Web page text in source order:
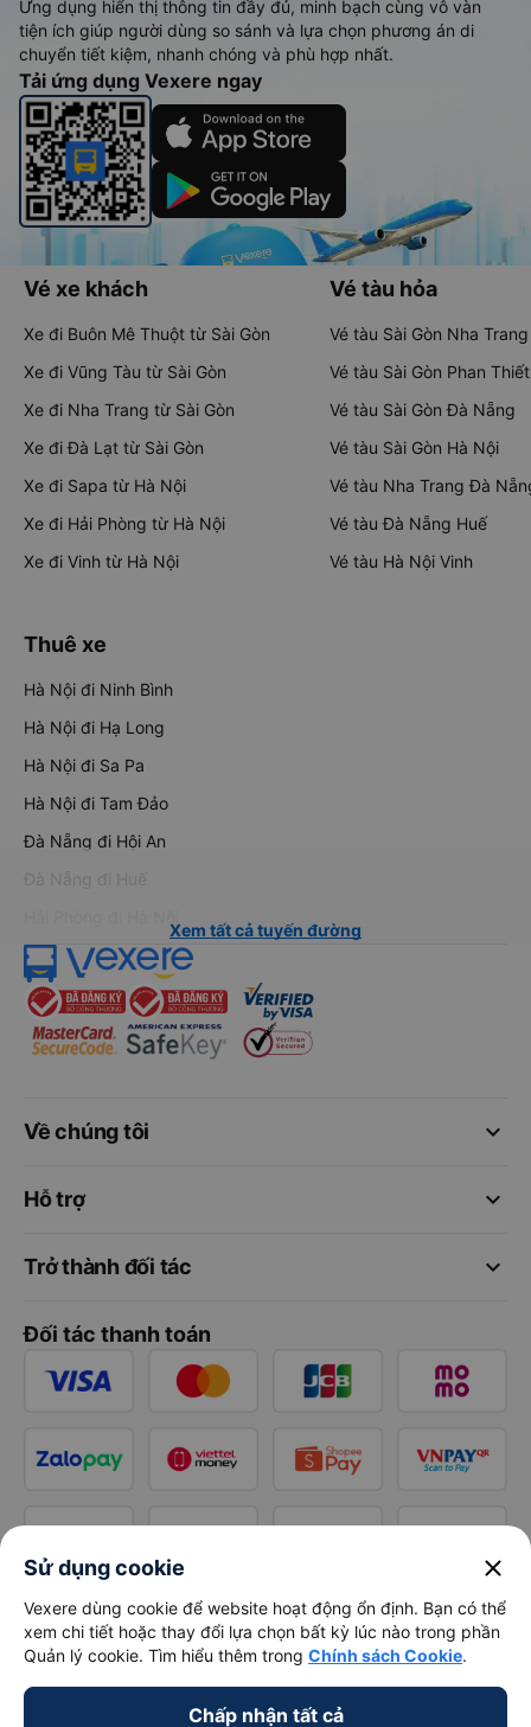
Ứng dụng hiển thị thông tin đầy đủ, minh bạch cùng vô vàn
tiện ích giúp người dùng so sánh và lựa chọn phương án di
chuyển tiết kiệm, nhanh chóng và phù hợp nhất.
Tải ứng dụng Vexere ngay
Vé xe khách
Xe đi Buôn Mê Thuột từ Sài Gòn
Xe đi Vũng Tàu từ Sài Gòn
Xe đi Nha Trang từ Sài Gòn
Xe đi Đà Lạt từ Sài Gòn
Xe đi Sapa từ Hà Nội
Xe đi Hải Phòng từ Hà Nội
Xe đi Vinh từ Hà Nội
Vé tàu hỏa
Vé tàu Sài Gòn Nha Trang
Vé tàu Sài Gòn Phan Thiết
Vé tàu Sài Gòn Đà Nẵng
Vé tàu Sài Gòn Hà Nội
Vé tàu Nha Trang Đà
Vé tàu Đà Nẵng Huế
Vé tàu Hà Nội Vinh
Thuê xe
Hà Nội đi Ninh Bình
Hà Nội đi Hạ Long
Hà Nội đi Sa Pa
Hà Nội đi Tam Đảo
Đà Nẵng đi Hội An
Đà Nẵng đi Huế
Xem tất cả tuyến đường
keyboard_arrow_down
Về chúng tôi
keyboard_arrow_down
Hỗ trợ
keyboard_arrow_down
Trở thành đối tác
Đối tác thanh toán
Sử dụng cookie close
Vexere dùng cookie để website hoạt động ổn định. Bạn có thể
xem chi tiết hoặc thay đổi lựa chọn bất kỳ lúc nào trong phần
Quản lý cookie. Tìm hiểu thêm trong Chính sách Cookie.
Chấp nhận tất cả